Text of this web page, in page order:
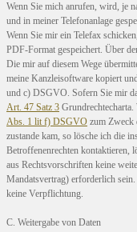
Wenn Sie mich anrufen, wird, je
und in meiner Telefonanlage
Wenn Sie mir ein Telefax
PDF-Format gespeichert. Über
Die mir auf diesem Wege
meine Kanzleisoftware kopiert
und c) DSGVO. Sofern Sie mir
Art. 47 Satz 3
Abs. 1 lit f) DSGVO zum Zweck
zustande kam, so lösche ich die
Betroffenenrechten kontaktieren,
aus Rechtsvorschriften keine
Mandatsvertrag) erforderlich
keine Verpflichtung.
C. Weitergabe von Daten